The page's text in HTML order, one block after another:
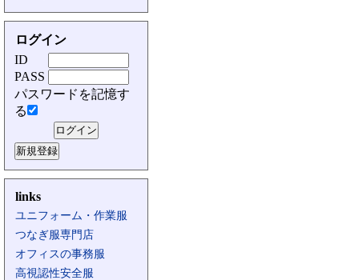
ログイン
ID
PASS
パスワードを記憶す
る
links
ユニフォーム・作業服
つなぎ服専門店
オフィスの事務服
高視認性安全服